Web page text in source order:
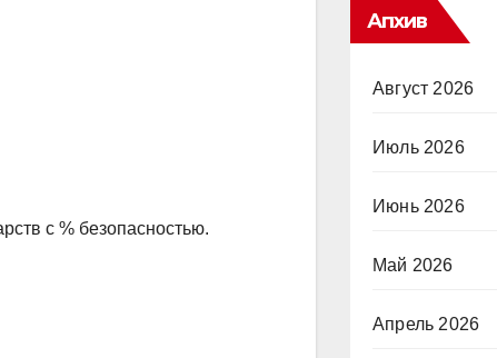
с % безопасностью.
Апхив
Август 2026
Июль 2026
Июнь 2026
Май 2026
Апрель 2026